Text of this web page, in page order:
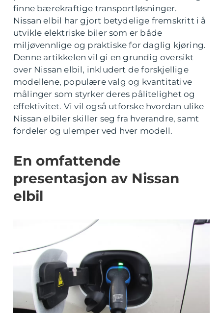
finne bærekraftige transportløsninger.
Nissan elbil har gjort betydelige fremskritt i å
utvikle elektriske biler som er både
miljøvennlige og praktiske for daglig kjøring.
Denne artikkelen vil gi en grundig oversikt
over Nissan elbil, inkludert de forskjellige
modellene, populære valg og kvantitative
målinger som styrker deres pålitelighet og
effektivitet. Vi vil også utforske hvordan ulike
Nissan elbiler skiller seg fra hverandre, samt
fordeler og ulemper ved hver modell.
En omfattende
presentasjon av Nissan
elbil